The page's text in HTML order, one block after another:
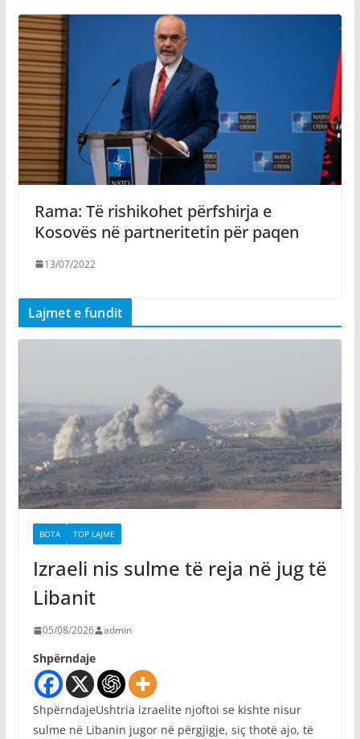
Rama: Të rishikohet përfshirja e
Kosovës në partneritetin për paqen
13/07/2022
Lajmet e fundit
BOTA TOP LAJME
Izraeli nis sulme të reja në jug të
Libanit
05/08/2026 admin
Shpërndaje
ShpërndajeUshtria izraelite njoftoi se kishte nisur
sulme në Libanin jugor në përgjigje, siç thotë ajo, të